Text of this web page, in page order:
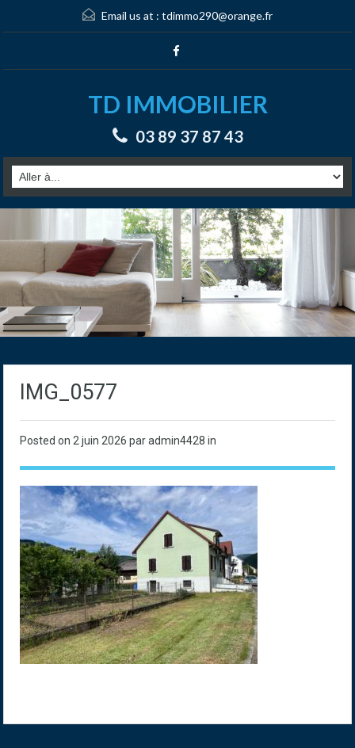
Email us at : tdimmo290@orange.fr
TD IMMOBILIER
03 89 37 87 43
IMG_0577
Posted on 2 juin 2026 par admin4428 in